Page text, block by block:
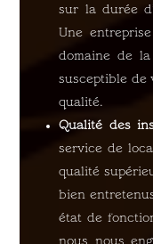
sur la durée
Une
domaine de
susceptible de
qualité.
Qualité des
service de
qualité
bien
état de